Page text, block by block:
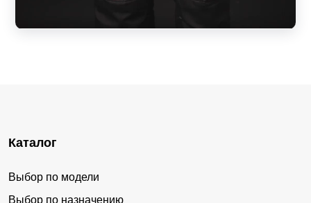
Каталог
Выбор по модели
Выбор по назначению